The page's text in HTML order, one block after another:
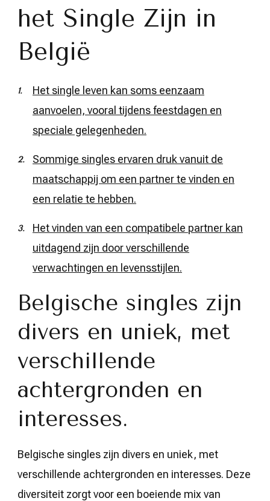
het Single Zijn in
België
Het single leven kan soms eenzaam
aanvoelen, vooral tijdens feestdagen en
speciale gelegenheden.
Sommige singles ervaren druk vanuit de
maatschappij om een partner te vinden en
een relatie te hebben.
Het vinden van een compatibele partner kan
uitdagend zijn door verschillende
verwachtingen en levensstijlen.
Belgische singles zijn
divers en uniek, met
verschillende
achtergronden en
interesses.
Belgische singles zijn divers en uniek, met
verschillende achtergronden en interesses. Deze
diversiteit zorgt voor een boeiende mix van